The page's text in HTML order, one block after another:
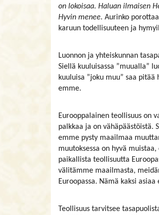
on lokoisaa. Haluan ilmaisen
Hyvin menee. Aurinko
karuun todellisuuteen ja
Luonnon ja yhteiskunnan
Siellä kuuluisassa ”muualla”
kuuluisa ”joku muu” saa
emme.
Eurooppalainen teollisuus on
palkkaa ja on vähäpäästöistä.
emme pysty maailmaa
muutoksessa on hyvä
paikallista teollisuutta
välitämme maailmasta,
Euroopassa. Nämä kaksi
Teollisuus tarvitsee